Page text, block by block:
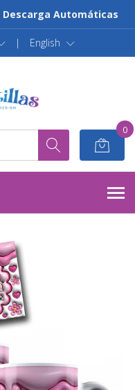
Descarga Automáticas
| English
0